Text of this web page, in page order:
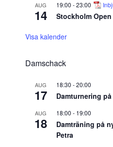
AUG
14
19:00 -23:00
Stockholm Open
Visa kalender
Damschack
AUG
17
18:30 -20:00
Damturnering
AUG
18
18:00 - 19:00
Damträning på
Petra